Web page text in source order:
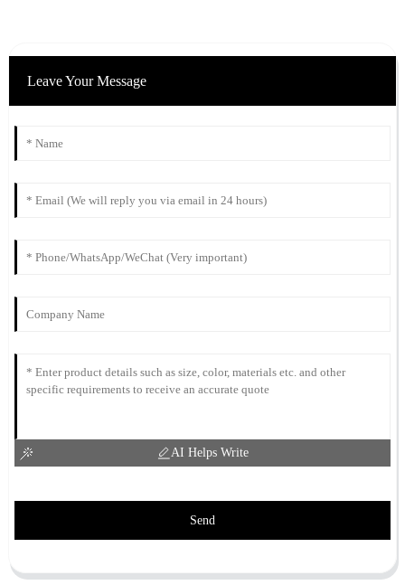
Leave Your Message
AI Helps Write
Send